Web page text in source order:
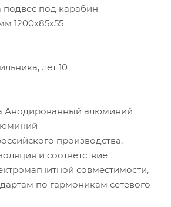
под карабин
1200х85х55
лет 10
Анодированный алюминий
производства,
и соответствие
совместимости,
по гармоникам сетевого